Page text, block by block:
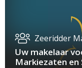
Zeeridder
Uw makelaar
Markiezaten en